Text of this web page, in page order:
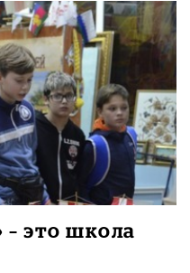
это школа